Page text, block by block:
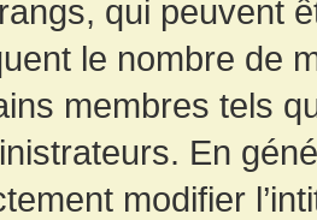
qui peuvent
le nombre de
membres tels
En
modifier